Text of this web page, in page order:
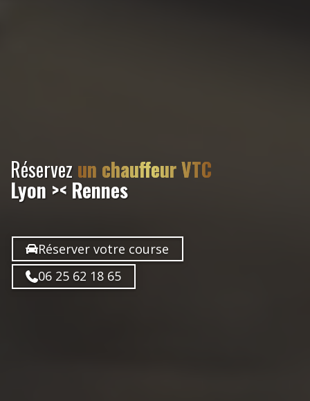
Réservezun chauffeur VTC
Lyon >< Rennes
Réserver votre course
06 25 62 18 65